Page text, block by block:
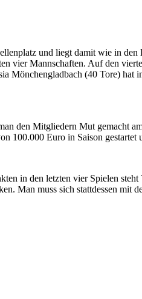
und liegt damit wie in
vier Mannschaften. Auf den
Mönchengladbach (40 Tore)
den Mitgliedern Mut gemacht
100.000 Euro in Saison gestartet
in den letzten vier Spielen
Man muss sich stattdessen mit